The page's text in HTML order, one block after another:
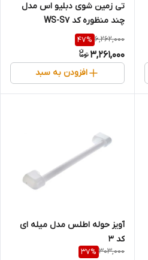
تی زمین شوی دبلیو اس مدل
چند منظوره کد WS-S7
6,262,000
47%
3,261,000
افزودن به سبد
آویز حوله اطلس مدل میله ای
کد 3
303,000
37%